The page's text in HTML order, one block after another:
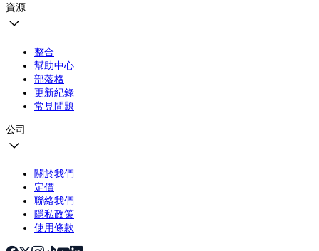
資源
整合
幫助中心
部落格
更新紀錄
常見問題
公司
關於我們
定價
聯絡我們
隱私政策
使用條款